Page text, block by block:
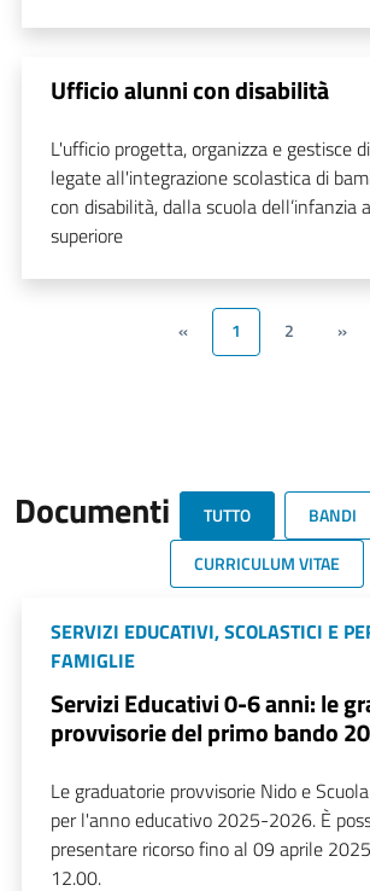
Ufficio alunni con disabilità
L'ufficio progetta, organizza e gestisce
legate all'integrazione scolastica di
con disabilità, dalla scuola dell’infanzia
superiore
« 1 2 »
Documenti TUTTO
BANDI
CURRICULUM VITAE
SERVIZI EDUCATIVI, SCOLASTICI E
FAMIGLIE
Servizi Educativi 0-6 anni: le
provvisorie del primo bando
Le graduatorie provvisorie Nido e
per l'anno educativo 2025-2026. È
presentare ricorso fino al 09 aprile
12.00.